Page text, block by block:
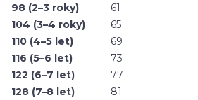
98 (2–3 roky)
61
104 (3–4 roky)
65
110 (4–5 let)
69
116 (5–6 let)
73
122 (6–7 let)
77
128 (7–8 let)
81